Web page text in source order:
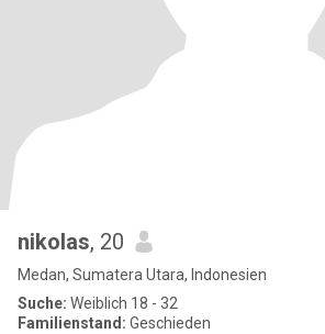
nikolas, 20
Medan, Sumatera Utara, Indonesien
Suche: Weiblich 18 - 32
Familienstand: Geschieden